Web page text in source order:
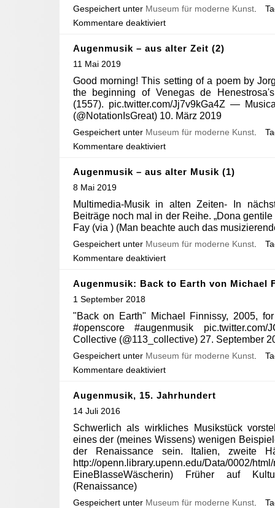
Gespeichert unter Museum für moderne Kunst.
Kommentare deaktiviert
Augenmusik – aus alter Zeit (2)
11 Mai 2019
Good morning! This setting of a poem by
the beginning of Venegas de
(1557). pic.twitter.com/Jj7v9kGa4Z —
(@NotationIsGreat) 10. März 2019
Gespeichert unter Museum für moderne Kunst.
Kommentare deaktiviert
Augenmusik – aus alter Musik (1)
8 Mai 2019
Multimedia-Musik in alten Zeiten- In
Beiträge noch mal in der Reihe. „Dona gentile
Fay (via ) (Man beachte auch das
Gespeichert unter Museum für moderne Kunst.
Kommentare deaktiviert
Augenmusik: Back to Earth von Michael
1 September 2018
"Back on Earth" Michael Finnissy, 2005,
#openscore #augenmusik
Collective (@113_collective) 27. September
Gespeichert unter Museum für moderne Kunst.
Kommentare deaktiviert
Augenmusik, 15. Jahrhundert
14 Juli 2016
Schwerlich als wirkliches Musikstück
eines der (meines Wissens) wenigen
der Renaissance sein. Italien, zweite
http://openn.library.upenn.edu/Data/0002/
EineBlasseWäscherin) Früher auf
(Renaissance)
Gespeichert unter Museum für moderne Kunst.